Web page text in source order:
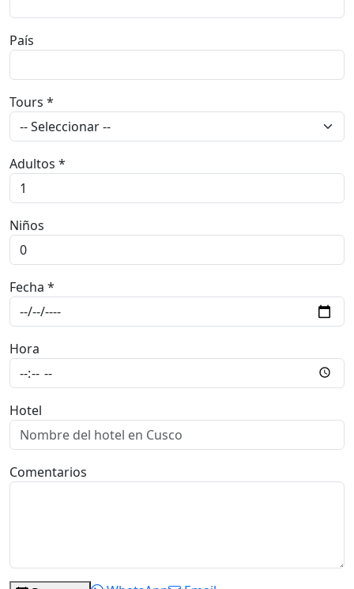
WhatsApp *
País
Tours *
Adultos *
Niños
Fecha *
Hora
Hotel